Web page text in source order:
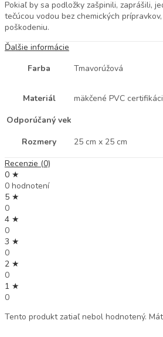
Pokiaľ by sa podložky zašpinili, zaprášili,
tečúcou vodou bez chemických
poškodeniu.
Ďalšie informácie
Farba
Tmavorúžová
Materiál
mäkčené PVC
Odporúčaný vek
Rozmery
25 cm x 25 cm
Recenzie (0)
0 ★
0 hodnotení
5 ★
0
4 ★
0
3 ★
0
2 ★
0
1 ★
0
Tento produkt zatiaľ nebol hodnotený.